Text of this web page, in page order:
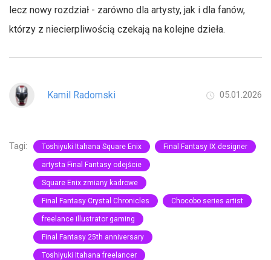
lecz nowy rozdział - zarówno dla artysty, jak i dla fanów,
którzy z niecierpliwością czekają na kolejne dzieła.
Kamil Radomski 05.01.2026
Tagi: Toshiyuki Itahana Square Enix Final Fantasy IX designer
artysta Final Fantasy odejście
Square Enix zmiany kadrowe
Final Fantasy Crystal Chronicles Chocobo series artist
freelance illustrator gaming
Final Fantasy 25th anniversary
Toshiyuki Itahana freelancer